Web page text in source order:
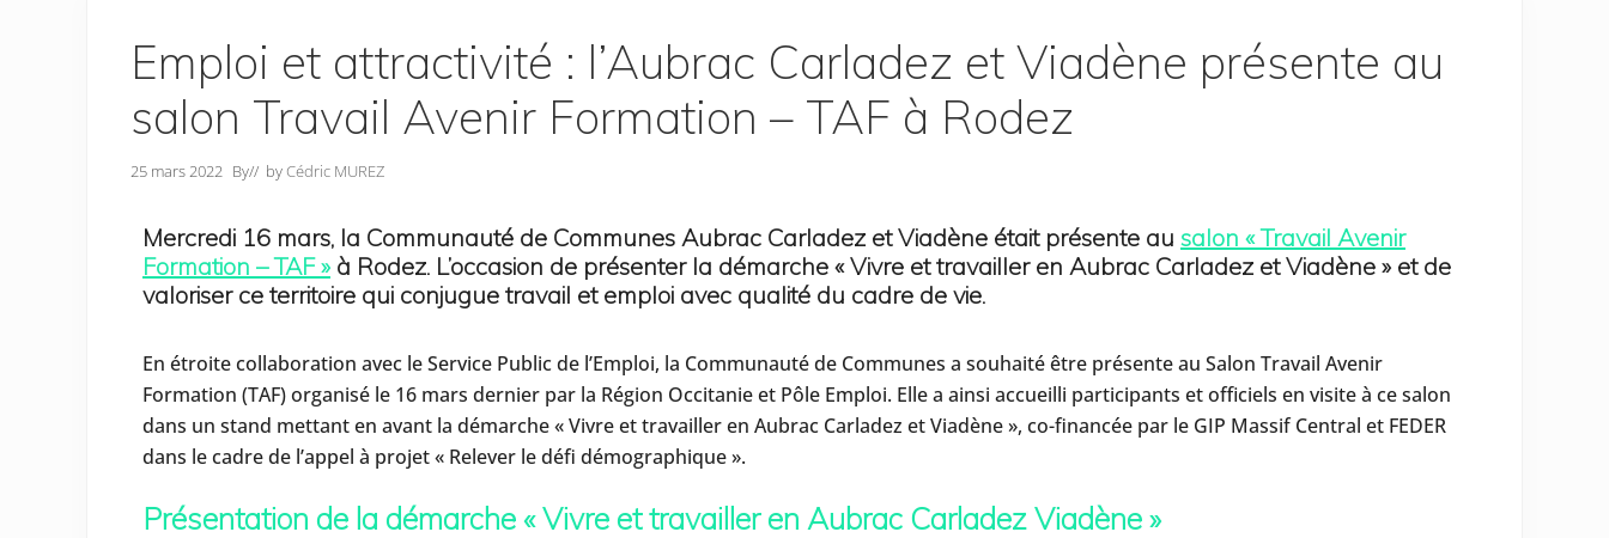
Emploi et attractivité : l’Aubrac Carladez et Viadène présente au
salon Travail Avenir Formation – TAF à Rodez
25 mars 2022 By// byCédric MUREZ
Mercredi 16 mars, la Communauté de Communes Aubrac Carladez et Viadène était présente au salon « Travail Avenir
Formation – TAF » à Rodez. L’occasion de présenter la démarche « Vivre et travailler en Aubrac Carladez et Viadène » et de
valoriser ce territoire qui conjugue travail et emploi avec qualité du cadre de vie.
En étroite collaboration avec le Service Public de l’Emploi, la Communauté de Communes a souhaité être présente au Salon Travail Avenir
Formation (TAF) organisé le 16 mars dernier par la Région Occitanie et Pôle Emploi. Elle a ainsi accueilli participants et officiels en visite à ce salon
dans un stand mettant en avant la démarche « Vivre et travailler en Aubrac Carladez et Viadène », co-financée par le GIP Massif Central et FEDER
dans le cadre de l’appel à projet « Relever le défi démographique ».
Présentation de la démarche « Vivre et travailler en Aubrac Carladez Viadène »